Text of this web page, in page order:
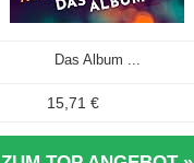
Das Album ...
15,71 €